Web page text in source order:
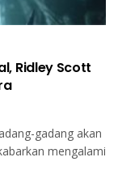
Ridley Scott
gadang akan
mengalami